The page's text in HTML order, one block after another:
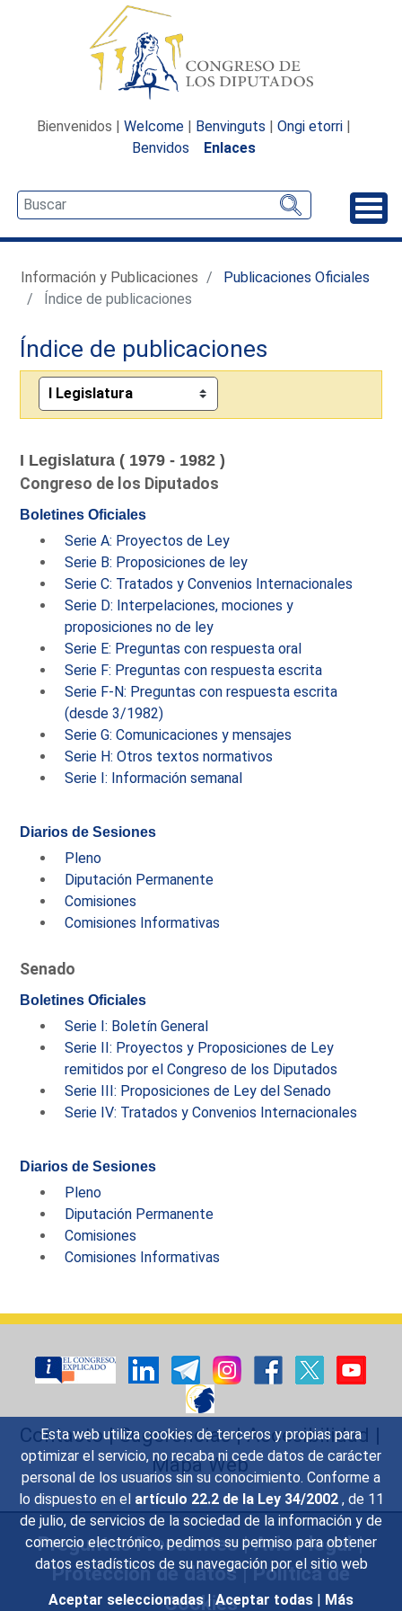
Esta web utiliza cookies de terceros y propias para
optimizar el servicio, no recaba ni cede datos de carácter
personal de los usuarios sin su conocimiento. Conforme a
lo dispuesto en el artículo 22.2 de la Ley 34/2002 , de 11
de julio, de servicios de la sociedad de la información y de
comercio electrónico, pedimos su permiso para obtener
datos estadísticos de su navegación por el sitio web
Aceptar seleccionadas | Aceptar todas | Más
Bienvenidos | Welcome | Benvinguts | Ongi etorri |
Benvidos
Enlaces
Información y Publicaciones
Publicaciones Oficiales
Índice de publicaciones
Índice de publicaciones
I Legislatura ( 1979 - 1982 )
Congreso de los Diputados
Boletines Oficiales
Serie A: Proyectos de Ley
Serie B: Proposiciones de ley
Serie C: Tratados y Convenios Internacionales
Serie D: Interpelaciones, mociones y
proposiciones no de ley
Serie E: Preguntas con respuesta oral
Serie F: Preguntas con respuesta escrita
Serie F-N: Preguntas con respuesta escrita
(desde 3/1982)
Serie G: Comunicaciones y mensajes
Serie H: Otros textos normativos
Serie I: Información semanal
Diarios de Sesiones
Pleno
Diputación Permanente
Comisiones
Comisiones Informativas
Senado
Boletines Oficiales
Serie I: Boletín General
Serie II: Proyectos y Proposiciones de Ley
remitidos por el Congreso de los Diputados
Serie III: Proposiciones de Ley del Senado
Serie IV: Tratados y Convenios Internacionales
Diarios de Sesiones
Pleno
Diputación Permanente
Comisiones
Comisiones Informativas
Contacto|Sugerencias|Accesibilidad |
Mapa Web
Preguntas Frecuentes|Aviso legal|
Protección de datos|Política de
Cookies